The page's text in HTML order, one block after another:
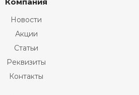
Новости
Акции
Статьи
Реквизиты
Контакты